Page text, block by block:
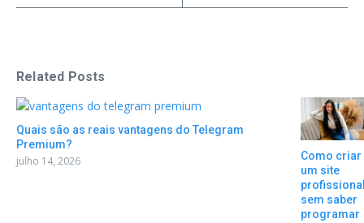
Related Posts
Quais são as reais vantagens do Telegram
Premium?
julho 14, 2026
Como criar
um site
sem saber
programar